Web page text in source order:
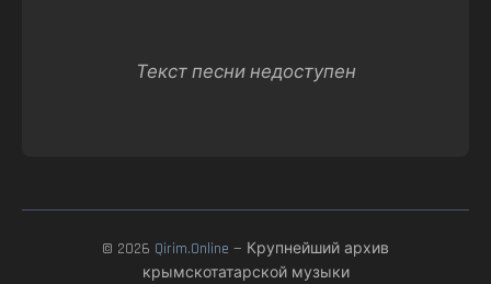
Текст песни недоступен
© 2026 Qirim.Online — Крупнейший архив
крымскотатарской музыки